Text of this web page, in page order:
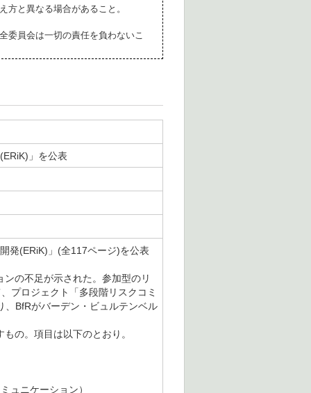
方と異なる場合があること。
委員会は一切の責任を負わないこ
」を公表
発(ERiK)」(全117ページ)を公表
の不足が示された。参加型のリ
プロジェクト「多段階リスクコミ
、BfRがバーデン・ビュルテンベル
の。項目は以下のとおり。
ュニケーション）